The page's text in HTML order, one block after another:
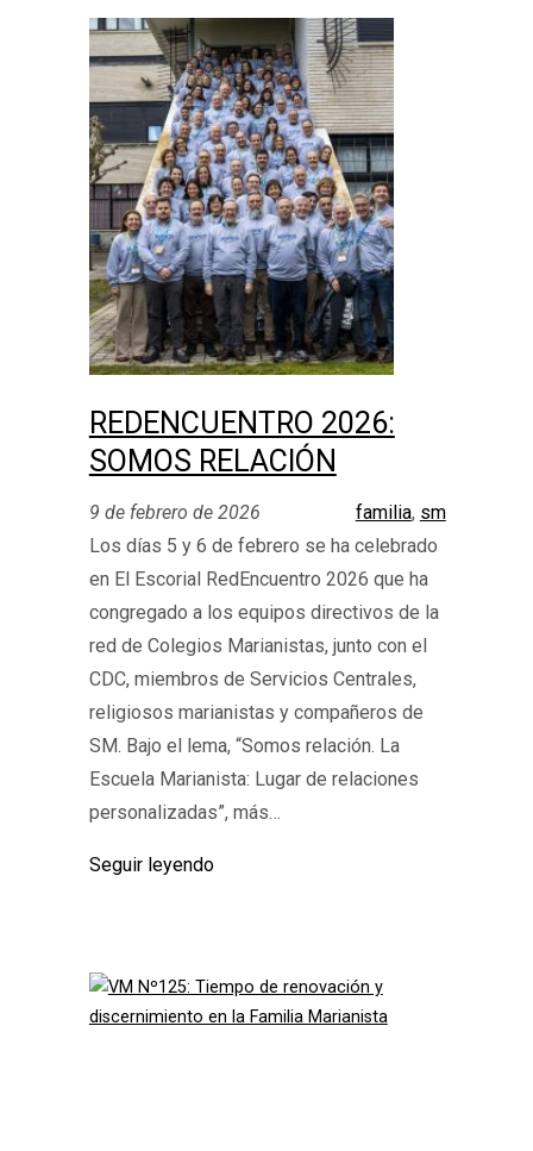
REDENCUENTRO 2026:
SOMOS RELACIÓN
9 de febrero de 2026 familia, sm
Los días 5 y 6 de febrero se ha celebrado
en El Escorial RedEncuentro 2026 que ha
congregado a los equipos directivos de la
red de Colegios Marianistas, junto con el
CDC, miembros de Servicios Centrales,
religiosos marianistas y compañeros de
SM. Bajo el lema, “Somos relación. La
Escuela Marianista: Lugar de relaciones
personalizadas”, más…
Seguir leyendo